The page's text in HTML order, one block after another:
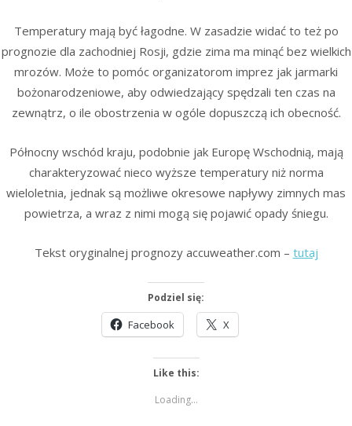
Temperatury mają być łagodne. W zasadzie widać to też po
prognozie dla zachodniej Rosji, gdzie zima ma minąć bez wielkich
mrozów. Może to pomóc organizatorom imprez jak jarmarki
bożonarodzeniowe, aby odwiedzający spędzali ten czas na
zewnątrz, o ile obostrzenia w ogóle dopuszczą ich obecność.
Północny wschód kraju, podobnie jak Europę Wschodnią, mają
charakteryzować nieco wyższe temperatury niż norma
wieloletnia, jednak są możliwe okresowe napływy zimnych mas
powietrza, a wraz z nimi mogą się pojawić opady śniegu.
Tekst oryginalnej prognozy accuweather.com – tutaj
Podziel się:
Facebook X
Like this:
Loading...